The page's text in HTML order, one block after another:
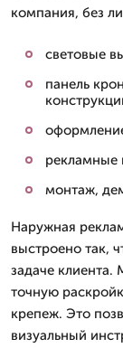
компания, без
световые
панель
рекламные
монтаж,
Наружная
выстроено так,
задаче
точную
крепеж. Это
визуальный